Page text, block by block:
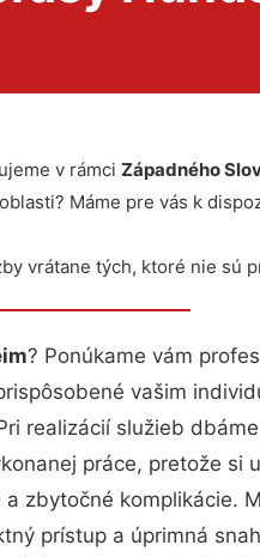
v rámci Západného
Máme pre vás k
vrátane tých, ktoré nie sú
? Ponúkame vám
vašim
realizácií služieb
práce, pretože si
zbytočné komplikácie.
prístup a úprimná